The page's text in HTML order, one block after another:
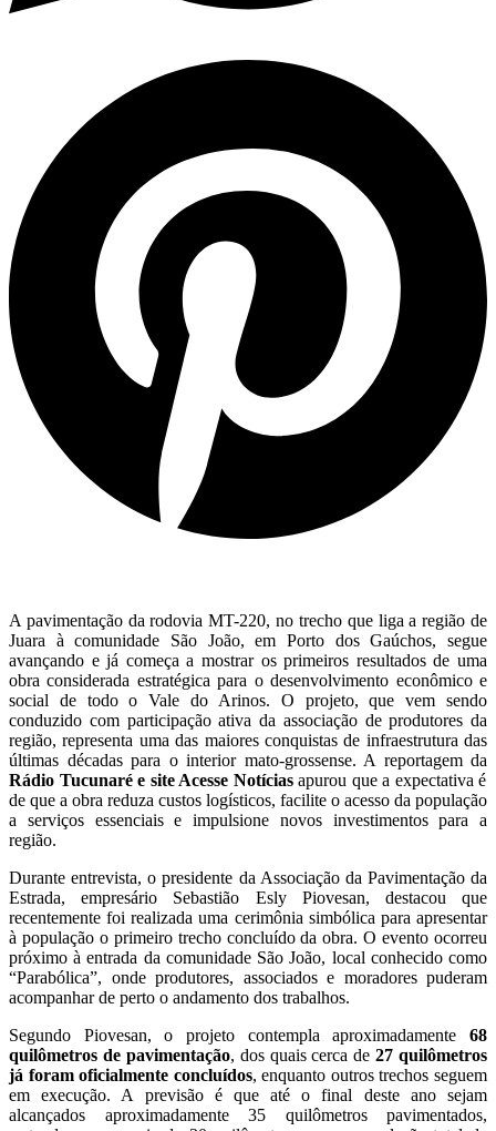
A pavimentação da rodovia MT-220, no trecho que liga a região de
Juara à comunidade São João, em Porto dos Gaúchos, segue
avançando e já começa a mostrar os primeiros resultados de uma
obra considerada estratégica para o desenvolvimento econômico e
social de todo o Vale do Arinos. O projeto, que vem sendo
conduzido com participação ativa da associação de produtores da
região, representa uma das maiores conquistas de infraestrutura das
últimas décadas para o interior mato-grossense. A reportagem da
Rádio Tucunaré e site Acesse Notíciasapurou que a expectativa é
de que a obra reduza custos logísticos, facilite o acesso da população
a serviços essenciais e impulsione novos investimentos para a
região.
Durante entrevista, o presidente da Associação da Pavimentação da
Estrada, empresário Sebastião Esly Piovesan, destacou que
recentemente foi realizada uma cerimônia simbólica para apresentar
à população o primeiro trecho concluído da obra. O evento ocorreu
próximo à entrada da comunidade São João, local conhecido como
“Parabólica”, onde produtores, associados e moradores puderam
acompanhar de perto o andamento dos trabalhos.
Segundo Piovesan, o projeto contempla aproximadamente 68
quilômetros de pavimentação, dos quais cerca de27 quilômetros
já foram oficialmente concluídos, enquanto outros trechos seguem
em execução. A previsão é que até o final deste ano sejam
alcançados aproximadamente 35 quilômetros pavimentados,